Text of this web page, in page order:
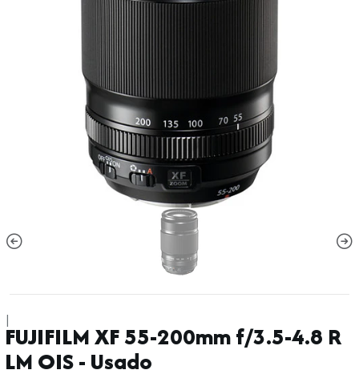
|
FUJIFILM XF 55-200mm f/3.5-4.8 R
LM OIS - Usado